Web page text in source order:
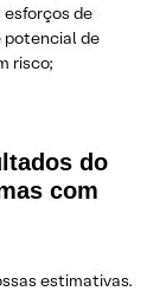
esforços de
potencial de
risco;
do
com
estimativas.